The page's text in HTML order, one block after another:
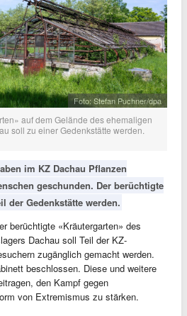
Foto: Stefan Puchner/dpa
auf dem Gelände des ehemaligen
soll zu einer Gedenkstätte werden.
im KZ Dachau Pflanzen
geschunden. Der berüchtigte
der Gedenkstätte werden.
berüchtigte «Kräutergarten» des
Dachau soll Teil der KZ-
zugänglich gemacht werden.
beschlossen. Diese und weitere
den Kampf gegen
von Extremismus zu stärken.